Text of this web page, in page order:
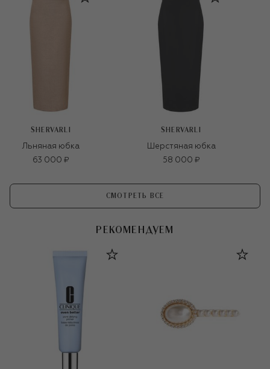
SHERVARLI
Льняная юбка
63 000 ₽
SHERVARLI
Шерстяная юбка
58 000 ₽
СМОТРЕТЬ ВСЕ
РЕКОМЕНДУЕМ